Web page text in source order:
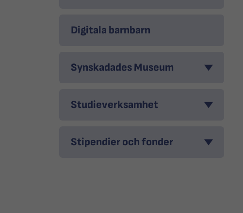
Digitala barnbarn
Synskadades Museum
Studieverksamhet
Stipendier och fonder